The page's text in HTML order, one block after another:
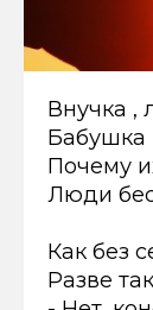
Внучка ,
Бабушка
Почему
Люди
Как без
Разве